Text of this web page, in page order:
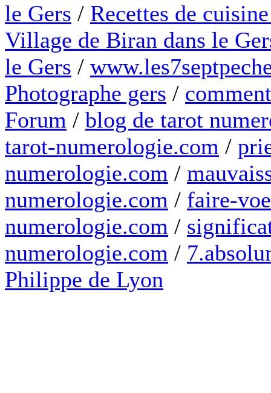
le Gers / Recettes de
Village de Biran dans le
le Gers /
Photographe gers /
Forum / blog de tarot
tarot-numerologie.com /
numerologie.com /
numerologie.com / faire-
numerologie.com /
numerologie.com /
Philippe de Lyon